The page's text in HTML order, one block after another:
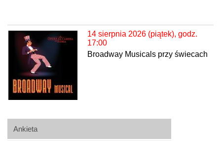
Ankieta
14 sierpnia 2026 (piątek), godz.
17:00
Broadway Musicals przy świecach